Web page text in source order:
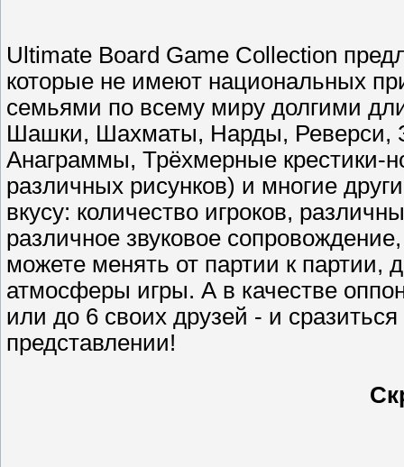
Ultimate Board Game Collection
которые не имеют национальных
семьями по всему миру долгими
Шашки, Шахматы, Нарды, Реверси,
Анаграммы, Трёхмерные крестики-
различных рисунков) и многие
вкусу: количество игроков,
различное звуковое
можете менять от партии к партии,
атмосферы игры. А в качестве
или до 6 своих друзей - и
представлении!